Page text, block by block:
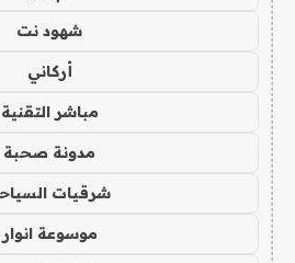
شهود نت
أركاني
مباشر التقنية
مدونة صحبة
شرقيات
موسوعة انوار